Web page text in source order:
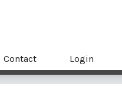
Contact Login